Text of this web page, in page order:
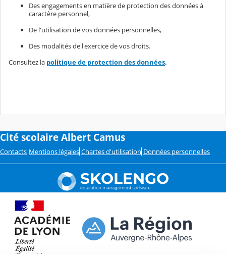
Des engagements en matière de protection des données à
caractère personnel,
De l'utilisation de vos données personnelles,
Des modalités de l'exercice de vos droits.
Consultez la politique de protection des données.
Cité scolaire Albert Camus
Contacts Mentions légales Chartes d'utilisation Données personnelles